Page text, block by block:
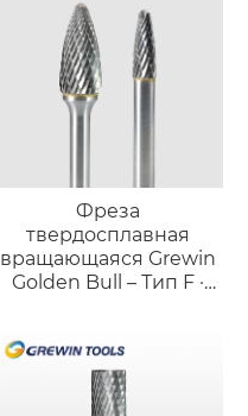
Фреза
твердосплавная
вращающаяся Grewin
Golden Bull – Тип F ·
«факельной» формы